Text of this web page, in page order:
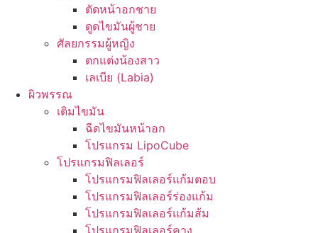
ตัดหน้าอกชาย
ดูดไขมันผู้ชาย
ศัลยกรรมผู้หญิง
ตกแต่งน้องสาว
เลเบีย (Labia)
ผิวพรรณ
เติมไขมัน
ฉีดไขมันหน้าอก
โปรแกรม LipoCube
โปรแกรมฟิลเลอร์
โปรแกรมฟิลเลอร์แก้มตอบ
โปรแกรมฟิลเลอร์ร่องแก้ม
โปรแกรมฟิลเลอร์แก้มส้ม
โปรแกรมฟิลเลอร์คาง